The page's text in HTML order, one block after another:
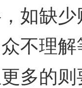
如缺
不理
多的